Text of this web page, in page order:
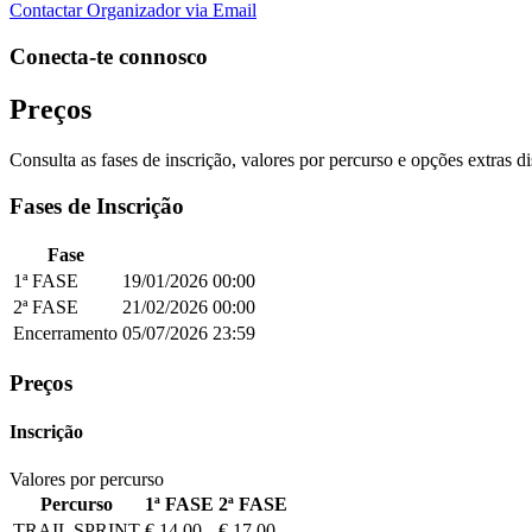
Contactar Organizador via Email
Conecta-te connosco
Preços
Consulta as fases de inscrição, valores por percurso e opções extras
Fases de Inscrição
Fase
1ª FASE
19/01/2026 00:00
2ª FASE
21/02/2026 00:00
Encerramento 05/07/2026 23:59
Preços
Inscrição
Valores por percurso
Percurso
1ª FASE 2ª FASE